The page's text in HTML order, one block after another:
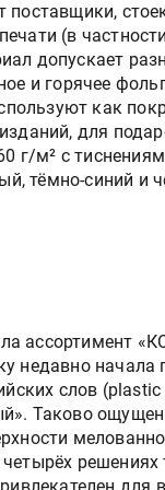
(в
допускает
и горячее
как
для
г/м² с
тёмно-синий и
ассортимент
недавно начала
слов
Таково